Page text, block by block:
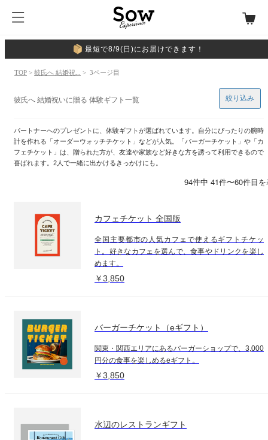
最短で8/9(日)にお届けできます！
TOP > 彼氏へ 結婚祝... > 3ページ目
彼氏へ 結婚祝いに贈る 体験ギフト一覧
パートナーへのプレゼントに、体験ギフトが選ばれています。自分にぴったりの腕時
計を作れる「オーダーウォッチチケット」などが人気。「バーガーチケット」や「カ
フェチケット」は、贈られた方が、友達や家族など好きな方を誘って利用できるので
喜ばれます。2人で一緒に出かけるきっかけにも。
絞り込み
94件中 41件〜60件目
カフェチケット 全国版
全国主要都市の人気カフェで使えるギフトチケッ
ト。好きなカフェを選んで、食事やドリンクを楽し
めます。
￥3,850
バーガーチケット（eギフト）
関東・関西エリアにあるバーガーショップで、3,000
円分の食事を楽しめるeギフト。
￥3,850
水辺のレストランギフト